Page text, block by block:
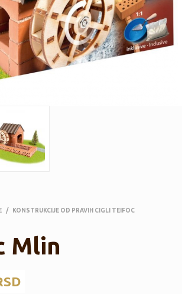
/ KONSTRUKCIJE OD PRAVIH CIGLI TEIFOC
Mlin